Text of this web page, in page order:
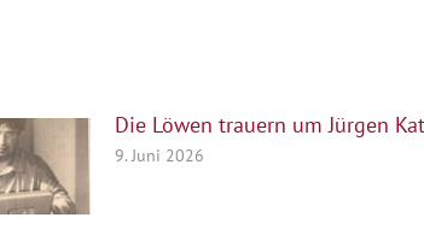
Die Löwen trauern um Jürgen
9. Juni 2026